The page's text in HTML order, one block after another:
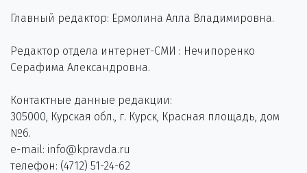
Главный редактор: Ермолина Алла Владимировна.
Редактор отдела интернет-СМИ : Нечипоренко
Серафима Александровна.
Контактные данные редакции:
305000, Курская обл., г. Курск, Красная площадь, дом
№6.
e-mail: info@kpravda.ru
телефон: (4712) 51-24-62